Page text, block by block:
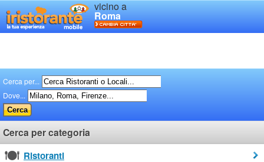
vicino a
Roma
Cerca per...
Dove...
Cerca per categoria
Ristoranti